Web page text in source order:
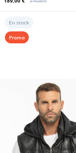
En stock
Promo